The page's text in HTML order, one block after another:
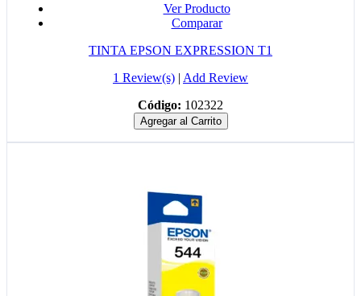
Ver Producto
Comparar
TINTA EPSON EXPRESSION T1
1 Review(s) | Add Review
Código: 102322
Agregar al Carrito